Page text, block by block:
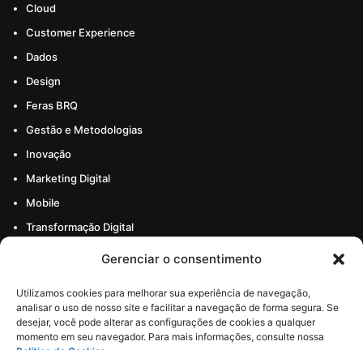
Gerenciar o consentimento
Utilizamos cookies para melhorar sua experiência de navegação,
analisar o uso de nosso site e facilitar a navegação de forma segura. Se
desejar, você pode alterar as configurações de cookies a qualquer
momento em seu navegador. Para mais informações, consulte nossa
Cloud
Customer Experience
Dados
Design
Feras BRQ
Gestão e Metodologias
Inovação
Marketing Digital
Mobile
Transformação Digital
Todos os artigos
Sobre nós
Carreira